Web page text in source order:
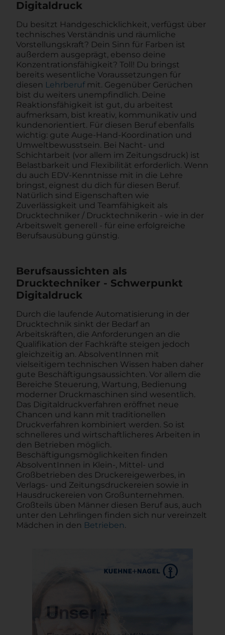
Digitaldruck
Du besitzt Handgeschicklichkeit, verfügst über
technisches Verständnis und räumliche
Vorstellungskraft? Dein Sinn für Farben ist
außerdem ausgeprägt, ebenso deine
Konzentrationsfähigkeit? Toll! Du bringst
bereits wesentliche Voraussetzungen für
diesen Lehrberufmit. Gegenüber Gerüchen
bist du weiters unempfindlich. Deine
Reaktionsfähigkeit ist gut, du arbeitest
aufmerksam, bist kreativ, kommunikativ und
kundenorientiert. Für diesen Beruf ebenfalls
wichtig: gute Auge-Hand-Koordination und
Umweltbewusstsein. Bei Nacht- und
Schichtarbeit (vor allem im Zeitungsdruck) ist
Belastbarkeit und Flexibilität erforderlich. Wenn
du auch EDV-Kenntnisse mit in die Lehre
bringst, eignest du dich für diesen Beruf.
Natürlich sind Eigenschaften wie
Zuverlässigkeit und Teamfähigkeit als
Drucktechniker / Drucktechnikerin - wie in der
Arbeitswelt generell - für eine erfolgreiche
Berufsausübung günstig.
Berufsaussichten als
Drucktechniker - Schwerpunkt
Digitaldruck
Durch die laufende Automatisierung in der
Drucktechnik sinkt der Bedarf an
Arbeitskräften, die Anforderungen an die
Qualifikation der Fachkräfte steigen jedoch
gleichzeitig an. AbsolventInnen mit
vielseitigem technischen Wissen haben daher
gute Beschäftigungsaussichten. Vor allem die
Bereiche Steuerung, Wartung, Bedienung
moderner Druckmaschinen sind wesentlich.
Das Digitaldruckverfahren eröffnet neue
Chancen und kann mit traditionellen
Druckverfahren kombiniert werden. So ist
schnelleres und wirtschaftlicheres Arbeiten in
den Betrieben möglich.
Beschäftigungsmöglichkeiten finden
AbsolventInnen in Klein-, Mittel- und
Großbetrieben des Druckereigewerbes, in
Verlags- und Zeitungsdruckereien sowie in
Hausdruckereien von Großunternehmen.
Großteils üben Männer diesen Beruf aus, auch
unter den Lehrlingen finden sich nur vereinzelt
Mädchen in den Betrieben.